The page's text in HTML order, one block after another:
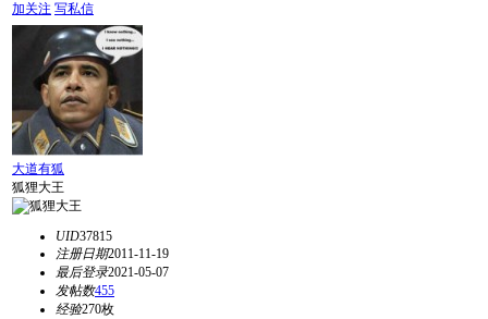
加关注 写私信
大道有狐
狐狸大王
UID37815
注册日期2011-11-19
最后登录2021-05-07
发帖数455
经验270枚